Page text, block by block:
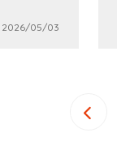
2026/05/03